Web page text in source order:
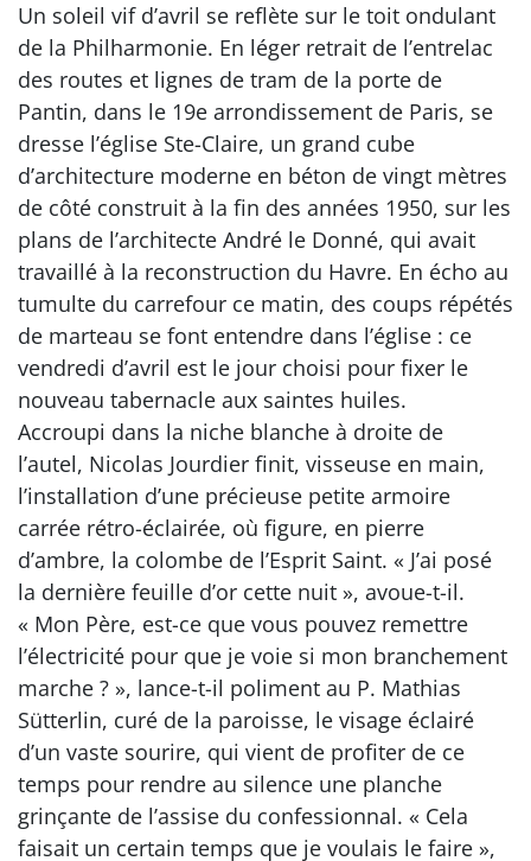
Un soleil vif d’avril se reflète sur le toit ondulant
de la Philharmonie. En léger retrait de l’entrelac
des routes et lignes de tram de la porte de
Pantin, dans le 19e arrondissement de Paris, se
dresse l’église Ste-Claire, un grand cube
d’architecture moderne en béton de vingt mètres
de côté construit à la fin des années 1950, sur les
plans de l’architecte André le Donné, qui avait
travaillé à la reconstruction du Havre. En écho au
tumulte du carrefour ce matin, des coups répétés
de marteau se font entendre dans l’église : ce
vendredi d’avril est le jour choisi pour fixer le
nouveau tabernacle aux saintes huiles.
Accroupi dans la niche blanche à droite de
l’autel, Nicolas Jourdier finit, visseuse en main,
l’installation d’une précieuse petite armoire
carrée rétro-éclairée, où figure, en pierre
d’ambre, la colombe de l’Esprit Saint. « J’ai posé
la dernière feuille d’or cette nuit », avoue-t-il.
« Mon Père, est-ce que vous pouvez remettre
l’électricité pour que je voie si mon branchement
marche ? », lance-t-il poliment au P. Mathias
Sütterlin, curé de la paroisse, le visage éclairé
d’un vaste sourire, qui vient de profiter de ce
temps pour rendre au silence une planche
grinçante de l’assise du confessionnal. « Cela
faisait un certain temps que je voulais le faire »,